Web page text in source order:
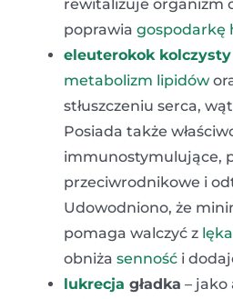
rewitalizuje organizm
poprawia gospodarkę
eleuterokok kolczysty
metabolizm lipidów
stłuszczeniu serca,
Posiada także
immunostymulujące,
przeciwrodnikowe i
Udowodniono, że
pomaga walczyć z
obniża senność i
lukrecja gładka –